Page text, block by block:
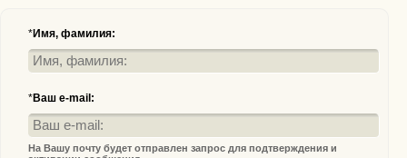
*Имя, фамилия:
*Ваш e-mail:
На Вашу почту будет отправлен запрос для подтверждения и